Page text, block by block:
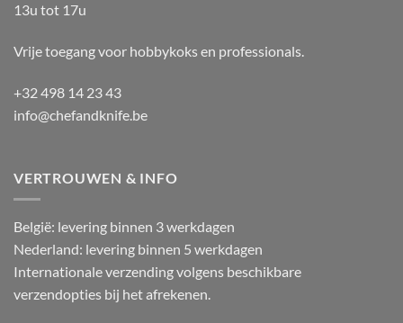
13u tot 17u
Vrije toegang voor hobbykoks en professionals.
+32 498 14 23 43
info@chefandknife.be
VERTROUWEN & INFO
België: levering binnen 3 werkdagen
Nederland: levering binnen 5 werkdagen
Internationale verzending volgens beschikbare
verzendopties bij het afrekenen.